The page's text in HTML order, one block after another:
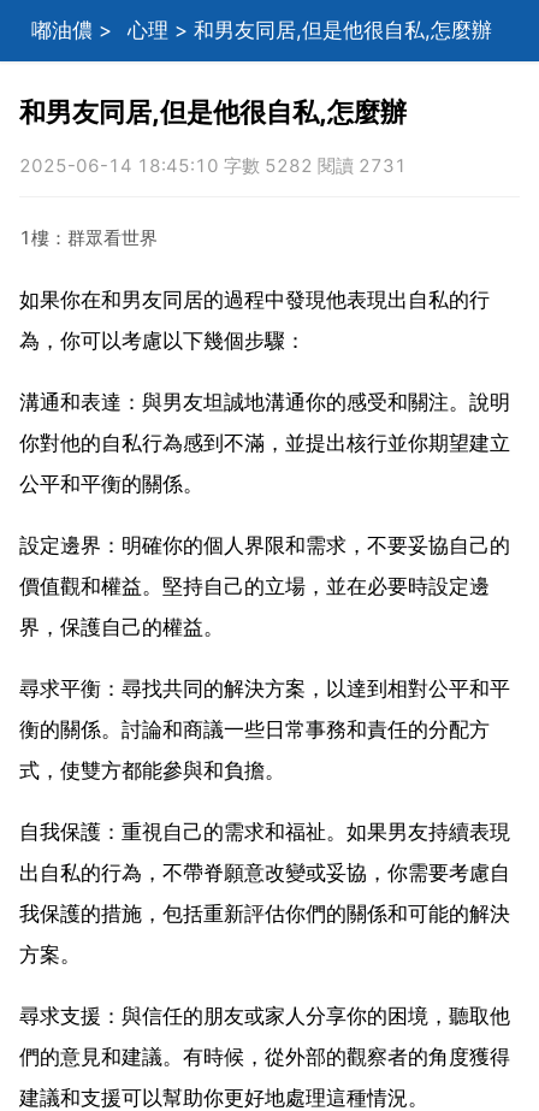
嘟油儂 > 心理 > 和男友同居,但是他很自私,怎麼辦
和男友同居,但是他很自私,怎麼辦
2025-06-14 18:45:10 字數 5282 閱讀 2731
1樓：群眾看世界
如果你在和男友同居的過程中發現他表現出自私的行
為，你可以考慮以下幾個步驟：
溝通和表達：與男友坦誠地溝通你的感受和關注。說明
你對他的自私行為感到不滿，並提出核行並你期望建立
公平和平衡的關係。
設定邊界：明確你的個人界限和需求，不要妥協自己的
價值觀和權益。堅持自己的立場，並在必要時設定邊
界，保護自己的權益。
尋求平衡：尋找共同的解決方案，以達到相對公平和平
衡的關係。討論和商議一些日常事務和責任的分配方
式，使雙方都能參與和負擔。
自我保護：重視自己的需求和福祉。如果男友持續表現
出自私的行為，不帶脊願意改變或妥協，你需要考慮自
我保護的措施，包括重新評估你們的關係和可能的解決
方案。
尋求支援：與信任的朋友或家人分享你的困境，聽取他
們的意見和建議。有時候，從外部的觀察者的角度獲得
建議和支援可以幫助你更好地處理這種情況。